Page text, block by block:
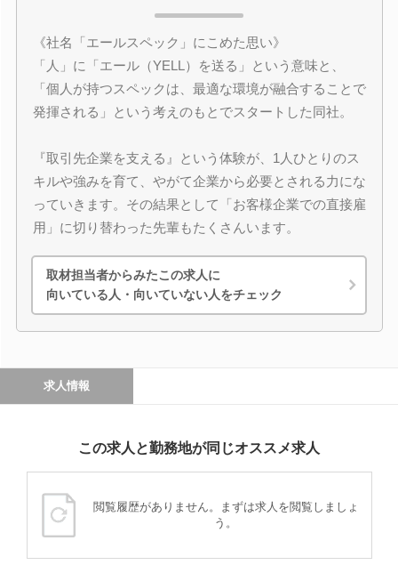
《社名「エールスペック」にこめた思い》
「人」に「エール（YELL）を送る」という意味と、
「個人が持つスペックは、最適な環境が融合することで
発揮される」という考えのもとでスタートした同社。
『取引先企業を支える』という体験が、1人ひとりのス
キルや強みを育て、やがて企業から必要とされる力にな
っていきます。その結果として「お客様企業での直接雇
用」に切り替わった先輩もたくさんいます。
取材担当者からみたこの求人に
向いている人・向いていない人をチェック
求人情報
この求人と勤務地が同じオススメ求人
閲覧履歴がありません。まずは求人を閲覧しましょ
う。